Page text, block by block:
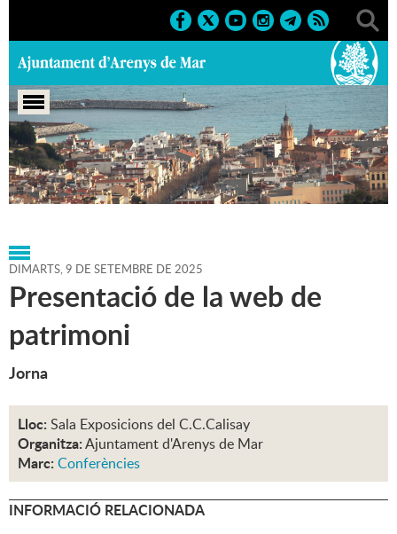
Portada > Agenda > 09-09-
2025 > Marcs > Culturals > 2025 > Conferències
DIMARTS,9 DE SETEMBRE DE 2025
Presentació de la web de
patrimoni
Jorna
Lloc: Sala Exposicions del C.C.Calisay
Organitza:Ajuntament d'Arenys de Mar
Marc: Conferències
INFORMACIÓ RELACIONADA